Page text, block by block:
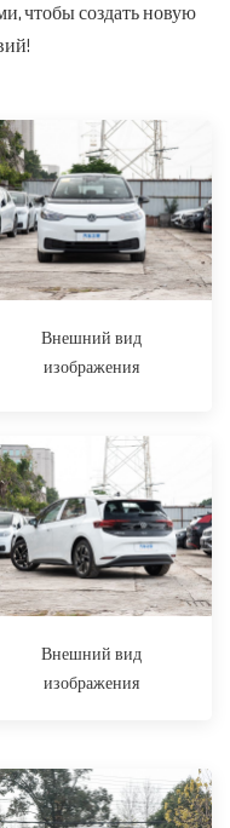
чтобы создать новую
Внешний вид
изображения
Внешний вид
изображения